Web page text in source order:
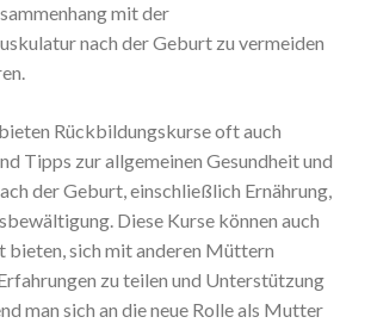
mit der
nach der Geburt zu vermeiden
Rückbildungskurse oft auch
Tipps zur allgemeinen Gesundheit und
der Geburt, einschließlich Ernährung,
Diese Kurse können auch
bieten, sich mit anderen Müttern
zu teilen und Unterstützung
man sich an die neue Rolle als Mutter